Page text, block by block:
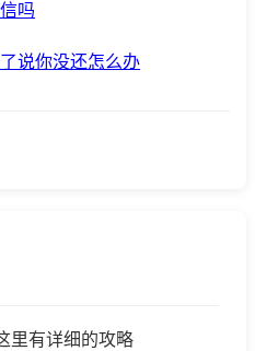
吗
说你没还怎么办
里有详细的攻略